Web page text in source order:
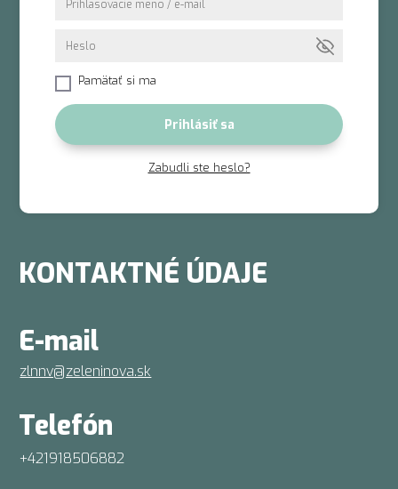
Pamätať si ma
Prihlásiť sa
Zabudli ste heslo?
KONTAKTNÉ ÚDAJE
E-mail
zlnnv@zeleninova.sk
Telefón
+421918506882